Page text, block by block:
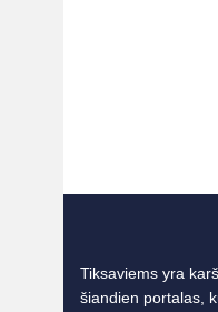
Tiksaviems yra
šiandien portalas,